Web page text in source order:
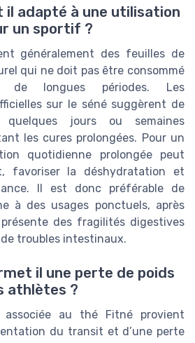
il adapté à une utilisation
un sportif ?
généralement des feuilles de
qui ne doit pas être consommé
longues périodes. Les
sur le séné suggèrent de
jours ou semaines
les cures prolongées. Pour un
quotidienne prolongée peut
favoriser la déshydratation et
Il est donc préférable de
à des usages ponctuels, après
des fragilités digestives
troubles intestinaux.
il une perte de poids
athlètes ?
au thé Fitné provient
du transit et d’une perte